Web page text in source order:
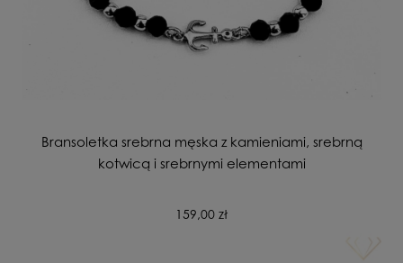
Bransoletka srebrna męska z kamieniami, srebrną
kotwicą i srebrnymi elementami
159,00 zł